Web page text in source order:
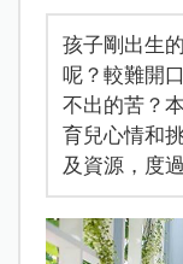
孩子剛出生
呢？較難開
不出的苦？
育兒心情和
及資源，度